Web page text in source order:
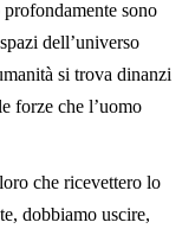
sono
dell’universo
si trova dinanzi
forze che l’uomo
che ricevettero lo
dobbiamo uscire,